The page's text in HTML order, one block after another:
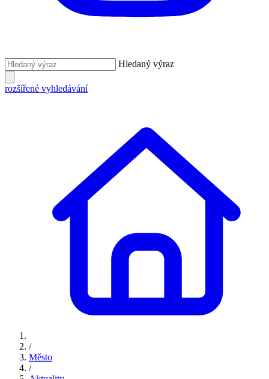
Hledaný výraz
rozšířené vyhledávání
/
Město
/